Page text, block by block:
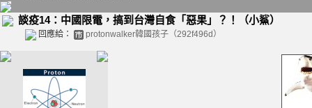
談疫14：中國限電，搞到台灣自食「惡果」？！（小鯊）
回應給： protonwalker韓國孩子（292f496d）